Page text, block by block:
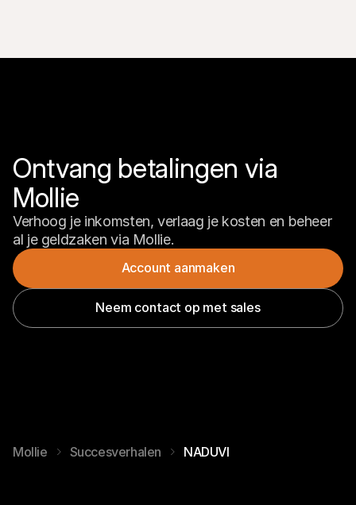
Ontvang betalingen via
Mollie
Verhoog je inkomsten, verlaag je kosten en beheer
al je geldzaken via Mollie.
Account aanmaken
Neem contact op met sales
Mollie Succesverhalen NADUVI